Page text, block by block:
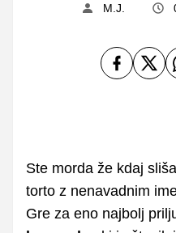
M.J.
Ste morda že kdaj
torto z nenavadnim
Gre za eno najbolj